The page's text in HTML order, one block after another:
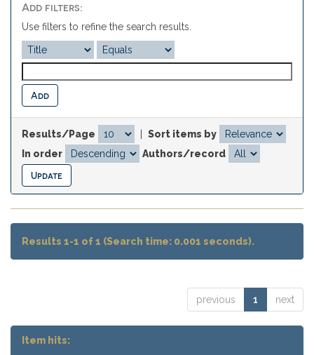
Add filters:
Use filters to refine the search results.
Results/Page
Sort items by
In order
Authors/record
Results 1-1 of 1 (Search time: 0.001 seconds).
previous 1 next
Item hits: